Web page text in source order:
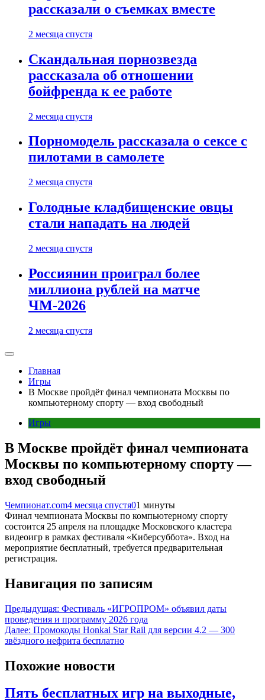
рассказали о съемках вместе
2 месяца спустя
Скандальная порнозвезда
рассказала об отношении
бойфренда к ее работе
2 месяца спустя
Порномодель рассказала о сексе с
пилотами в самолете
2 месяца спустя
Голодные кладбищенские овцы
стали нападать на людей
2 месяца спустя
Россиянин проиграл более
миллиона рублей на матче
ЧМ-2026
2 месяца спустя
Главная
Игры
В Москве пройдёт финал чемпионата Москвы по
компьютерному спорту — вход свободный
Игры
В Москве пройдёт финал чемпионата
Москвы по компьютерному спорту —
вход свободный
Чемпионат.com4 месяца спустя01 минуты
Финал чемпионата Москвы по компьютерному спорту
состоится 25 апреля на площадке Московского кластера
видеоигр в рамках фестиваля «Киберсуббота». Вход на
мероприятие бесплатный, требуется предварительная
регистрация.
Навигация по записям
Предыдущая: Фестиваль «ИГРОПРОМ» объявил даты
проведения и программу 2026 года
Далее: Промокоды Honkai Star Rail для версии 4.2 — 300
звёздного нефрита бесплатно
Похожие новости
Пять бесплатных игр на выходные,